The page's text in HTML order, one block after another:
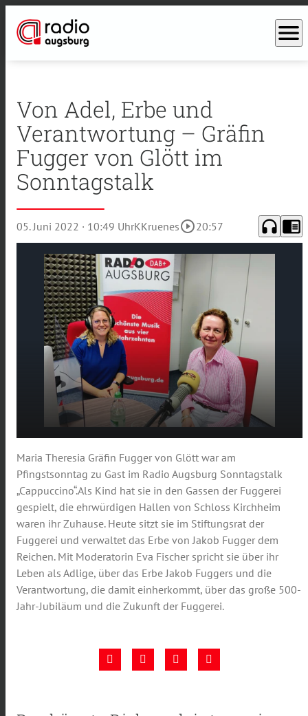
menu
Von Adel, Erbe und
Verantwortung – Gräfin
Fugger von Glött im
Sonntagstalk
05. Juni 2022 · 10:49 UhrKKruenesplay_circle_outline20:57 headphones chrome_reader_mode
play_arrow Von Adel, Erbe und Verantwortung – Gräfin
Fugger von Glött im Sonntagstalk
00:00 20:57
Maria Theresia Gräfin Fugger von Glött war am
Pfingstsonntag zu Gast im Radio Augsburg Sonntagstalk
„Cappuccino“.Als Kind hat sie in den Gassen der Fuggerei
gespielt, die ehrwürdigen Hallen von Schloss Kirchheim
waren ihr Zuhause. Heute sitzt sie im Stiftungsrat der
Fuggerei und verwaltet das Erbe von Jakob Fugger dem
Reichen. Mit Moderatorin Eva Fischer spricht sie über ihr
Leben als Adlige, über das Erbe Jakob Fuggers und die
Verantwortung, die damit einherkommt, über das große 500-
Jahr-Jubiläum und die Zukunft der Fuggerei.